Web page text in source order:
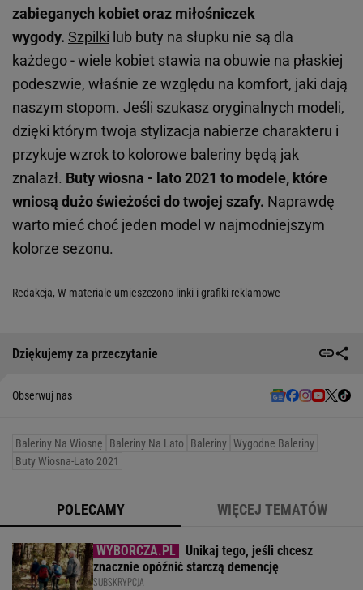
zabieganych kobiet oraz miłośniczek
wygody. Szpilki lub buty na słupku nie są dla
każdego - wiele kobiet stawia na obuwie na płaskiej
podeszwie, właśnie ze względu na komfort, jaki dają
naszym stopom. Jeśli szukasz oryginalnych modeli,
dzięki którym twoja stylizacja nabierze charakteru i
przykuje wzrok to kolorowe baleriny będą jak
znalazł. Buty wiosna - lato 2021 to modele, które
wniosą dużo świeżości do twojej szafy. Naprawdę
warto mieć choć jeden model w najmodniejszym
kolorze sezonu.
Redakcja, W materiale umieszczono linki i grafiki reklamowe
Dziękujemy za przeczytanie
Obserwuj nas
Baleriny Na Wiosnę Baleriny Na Lato Baleriny Wygodne Baleriny
Buty Wiosna-Lato 2021
POLECAMY WIĘCEJ TEMATÓW
Unikaj tego, jeśli chcesz
znacznie opóźnić starczą demencję
SUBSKRYPCJA